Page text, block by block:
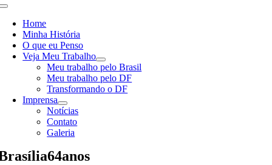
Toggle
NavigationHome
Minha História
O que eu Penso
Veja Meu Trabalho
Meu trabalho pelo Brasil
Meu trabalho pelo DF
Transformando o DF
Imprensa
Notícias
Contato
Galeria